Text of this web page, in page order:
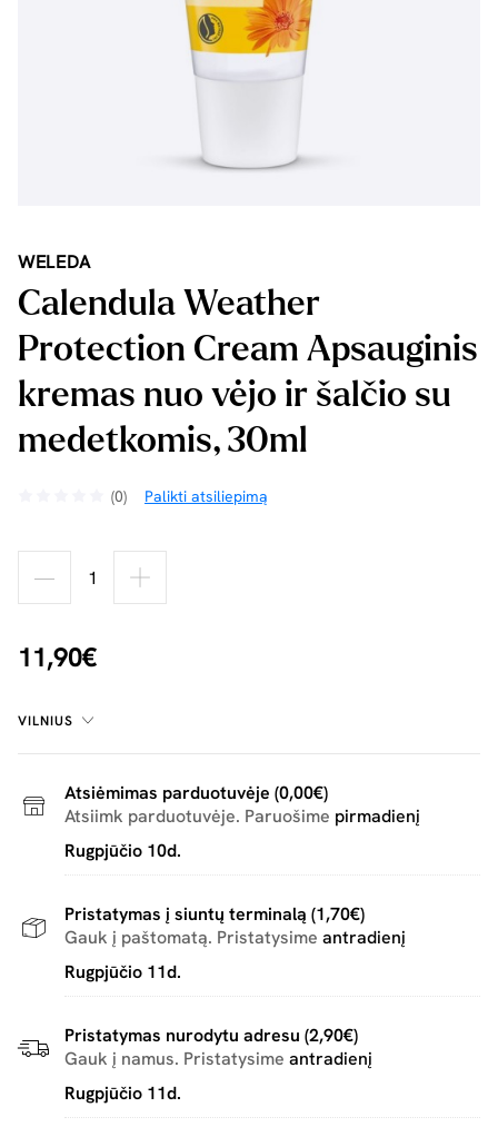
WELEDA
Calendula Weather
Protection Cream Apsauginis
kremas nuo vėjo ir šalčio su
medetkomis, 30ml
(0) Palikti atsiliepimą
11,90€
VILNIUS
Atsiėmimas parduotuvėje (0,00€)
Atsiimk parduotuvėje. Paruošime pirmadienį
Rugpjūčio 10d.
Pristatymas į siuntų terminalą (1,70€)
Gauk į paštomatą. Pristatysime antradienį
Rugpjūčio 11d.
Pristatymas nurodytu adresu (2,90€)
Gauk į namus. Pristatysime antradienį
Rugpjūčio 11d.